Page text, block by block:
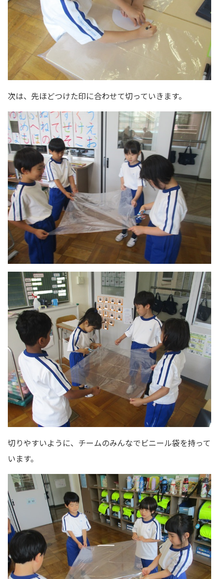
次は、先ほどつけた印に合わせて切っていきます。
切りやすいように、チームのみんなでビニール袋を持って
います。